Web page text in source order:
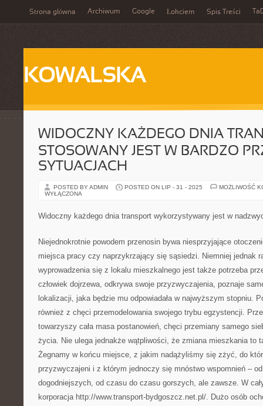
Strona główna Archiwum Google Łokciem Spis Treści
KOWALSKA
WIDOCZNY KAŻDEGO DNIA
STOSOWANY JEST W BARDZO
SYTUACJACH
POSTED BY ADMIN POSTED ON LIP - 31 - 2025
MOŻLIWOŚĆ
WYŁĄCZONA
Widoczny każdego dnia transport wykorzystywany jest w
Niejednokrotnie powodem przenosin bywa niesprzyjające
miejsca pracy czy naprzykrzający się sąsiedzi. Niemniej jednak
wyprowadzenia się z lokalu mieszkalnego jest także potrzeba
człowiek dojrzewa, odkrywa swoje przyzwyczajenia, poznaje
lokalizacji, jaka będzie mu odpowiadała w najwyższym stopniu.
również z chęci przemodelowania swojego trybu egzystencji.
towarzyszy cała masa postanowień, chęci przemiany samego
życia. Nie ulega jednakże wątpliwości, że zmiana mieszkania to
Żegnamy w końcu miejsce, z jakim nadążyliśmy się zżyć, do
przyzwyczajeni i z którym jednoczy się mnóstwo wspomnień –
dogodniejszych, od czasu do czasu gorszych, ale zawsze. W
korporacja http://www.transport-bydgoszcz.net.pl/. Dużo osób